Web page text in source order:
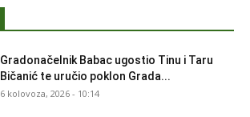
Gradonačelnik Babac ugostio Tinu i Taru
Bičanić te uručio poklon Grada...
6 kolovoza, 2026 - 10:14